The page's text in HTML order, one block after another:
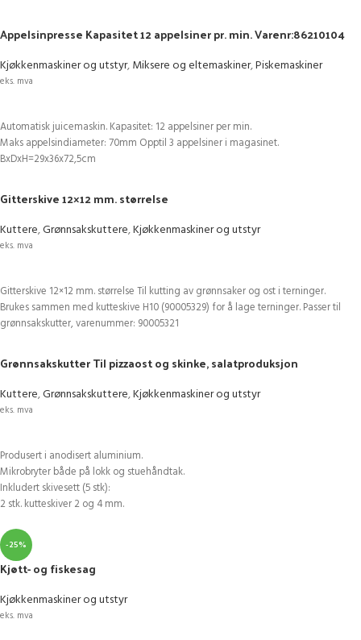
Appelsinpresse Kapasitet 12 appelsiner pr. min. Varenr:86210104
Kjøkkenmaskiner og utstyr,Miksere og eltemaskiner,Piskemaskiner
eks. mva
Automatisk juicemaskin. Kapasitet: 12 appelsiner per min.
Maks appelsindiameter: 70mm Opptil 3 appelsiner i magasinet.
BxDxH=29x36x72,5cm
Gitterskive 12×12 mm. størrelse
Kuttere,Grønnsakskuttere,Kjøkkenmaskiner og utstyr
eks. mva
Gitterskive 12×12 mm. størrelse Til kutting av grønnsaker og ost i terninger.
Brukes sammen med kutteskive H10 (90005329) for å lage terninger. Passer til
grønnsakskutter, varenummer: 90005321
Grønnsakskutter Til pizzaost og skinke, salatproduksjon
Kuttere,Grønnsakskuttere,Kjøkkenmaskiner og utstyr
eks. mva
Produsert i anodisert aluminium.
Mikrobryter både på lokk og stuehåndtak.
Inkludert skivesett (5 stk):
2 stk. kutteskiver 2 og 4 mm.
Hastighet: 300 o/minutt
Rundt matehull: ø54 mm .
Ovalt matehull: Maks 170x80 mm.
Tilleggsutstyr:
-25%
Kjøtt- og fiskesag
Kjøkkenmaskiner og utstyr
eks. mva